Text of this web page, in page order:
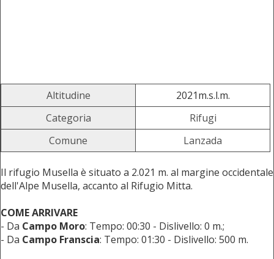
Altitudine
2021m.s.l.m.
Categoria
Rifugi
Comune
Lanzada
Il rifugio Musella è situato a 2.021 m. al margine occidentale
dell'Alpe Musella, accanto al Rifugio Mitta.
COME ARRIVARE
- Da Campo Moro: Tempo: 00:30 - Dislivello: 0 m.;
- Da Campo Franscia: Tempo: 01:30 - Dislivello: 500 m.